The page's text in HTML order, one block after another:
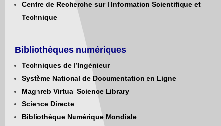
Centre de Recherche sur l’Information Scientifique et
Technique
Bibliothèques numériques
Techniques de l’Ingénieur
Système National de Documentation en Ligne
Maghreb Virtual Science Library
Science Directe
Bibliothèque Numérique Mondiale